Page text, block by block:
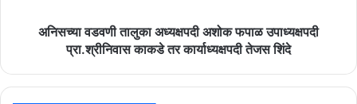
शिंदे
अनिसच्या वडवणी तालुका अध्यक्षपदी अशोक फपाळ उपाध्यक्षपदी
प्रा.श्रीनिवास काकडे तर कार्याध्यक्षपदी तेजस शिंदे